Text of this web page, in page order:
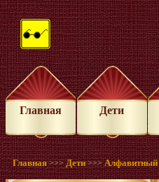
Главная Дети
Главная >>>Дети >>>Алфавитный